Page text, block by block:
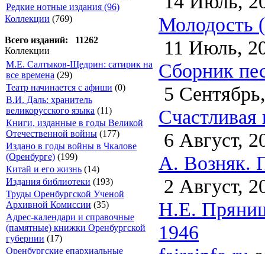
Редкие нотные издания (96)
Коллекции (769)
Всего изданий: 11262
Коллекции
М.Е. Салтыков-Щедрин: сатирик на
все времена (29)
Театр начинается с афиши (0)
В.И. Даль: хранитель
великорусского языка (11)
Книги, изданные в годы Великой
Отечественной войны (177)
Издано в годы войны в Чкалове
(Оренбурге) (199)
Китай и его жизнь (14)
Издания библиотеки (193)
Труды Оренбургской Ученой
Архивной Комиссии (35)
Адрес-календари и справочные
(памятные) книжки Оренбургской
губернии (17)
Оренбургские епархиальные
Молодость
11 Июль,
Сборник
5
6 Август,
А. Возняк.
2 Август,
Н.Е.
1946